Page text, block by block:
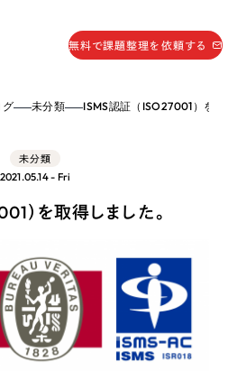
題整理を依頼 する
無料で課題整理を依頼する
215-0066
課題整理を依頼する
資料請求する
グ 未分類 ISMS認証（ISO27001）を取
未分類
2021.05.14 - Fri
）を取得しました。